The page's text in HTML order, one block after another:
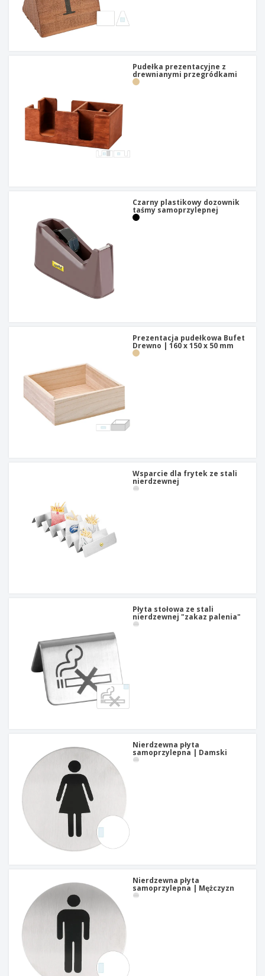
Pudełka prezentacyjne z
drewnianymi przegródkami
Czarny plastikowy dozownik
taśmy samoprzylepnej
Prezentacja pudełkowa Bufet
Drewno | 160 x 150 x 50 mm
Wsparcie dla frytek ze stali
nierdzewnej
Płyta stołowa ze stali
nierdzewnej "zakaz palenia"
Nierdzewna płyta
samoprzylepna | Damski
Nierdzewna płyta
samoprzylepna | Mężczyzn